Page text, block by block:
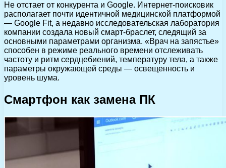
Не отстает от конкурента и Google. Интернет-поисковик
располагает почти идентичной медицинской платформой
— Google Fit, а недавно исследовательская лаборатория
компании создала новый смарт-браслет, следящий за
основными параметрами организма. «Врач на запястье»
способен в режиме реального времени отслеживать
частоту и ритм сердцебиений, температуру тела, а также
параметры окружающей среды — освещенность и
уровень шума.
Смартфон как замена ПК